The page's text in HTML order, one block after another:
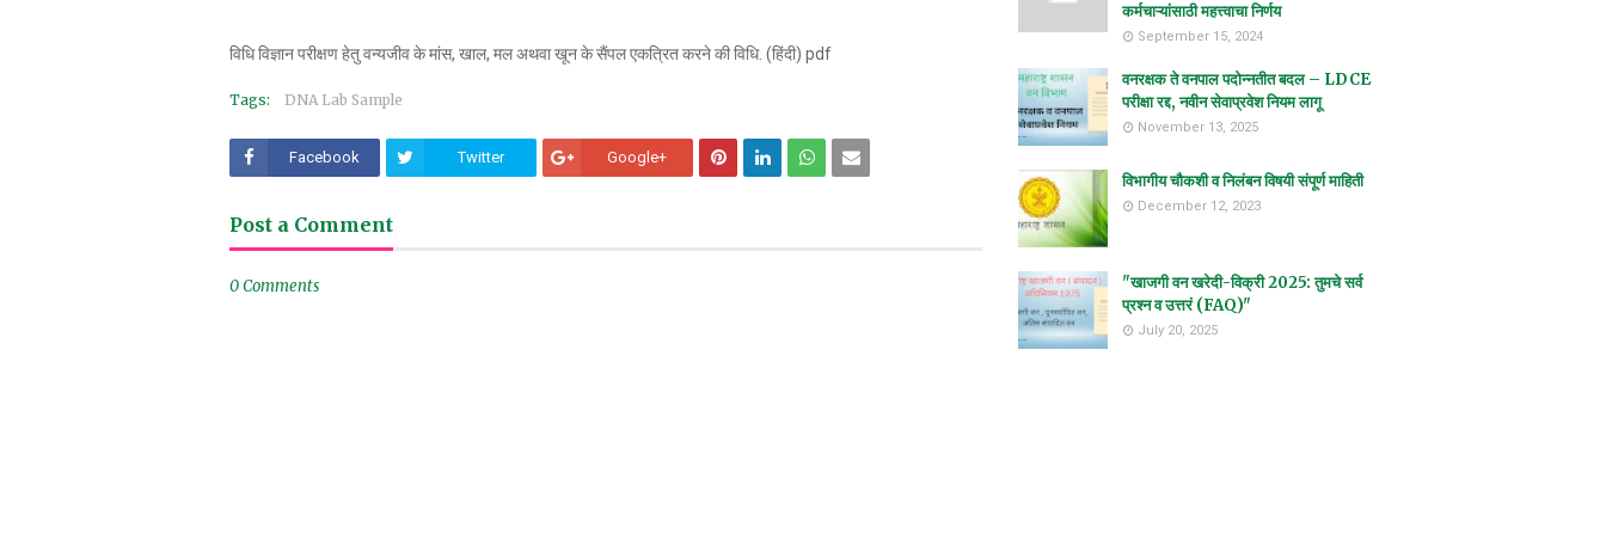
विधि विज्ञान परीक्षण हेतु वन्यजीव के मांस, खाल, मल अथवा खून के सैंपल एकत्रित करने की विधि. (हिंदी) pdf
Tags: DNA Lab Sample
Facebook Twitter Google+
Post a Comment
0 Comments
कर्मचाऱ्यांसाठी महत्त्वाचा निर्णय
September 15, 2024
वनरक्षक ते वनपाल पदोन्नतीत बदल – LDCE
परीक्षा रद्द, नवीन सेवाप्रवेश नियम लागू
November 13, 2025
विभागीय चौकशी व निलंबन विषयी संपूर्ण माहिती
December 12, 2023
"खाजगी वन खरेदी-विक्री 2025: तुमचे सर्व
प्रश्न व उत्तरं (FAQ)"
July 20, 2025